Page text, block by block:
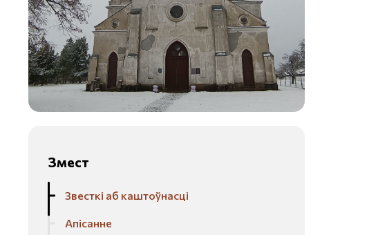
Змест
Звесткі аб каштоўнасці
Апісанне